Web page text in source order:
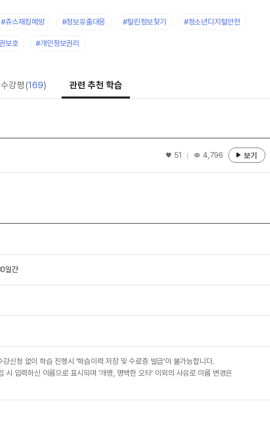
#쥬스재킹예방 #정보유출대응 #털린정보찾기 #청소년디지털안전
보호 #개인정보권리
수강평(169) 관련 추천 학습
좋아요
51 4,796 보기
일간
강신청 없이 학습 진행시 '학습이력 저장 및 수료증 발급'이 불가능합니다.
시 입력하신 이름으로 표시되며 '개명, 명백한 오타' 이외의 사유로 이름 변경은